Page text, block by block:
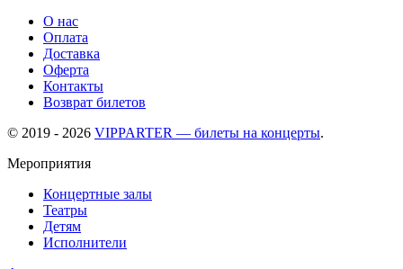
О нас
Оплата
Доставка
Оферта
Контакты
Возврат билетов
© 2019 - 2026 VIPPARTER — билеты на концерты.
Мероприятия
Концертные залы
Театры
Детям
Исполнители